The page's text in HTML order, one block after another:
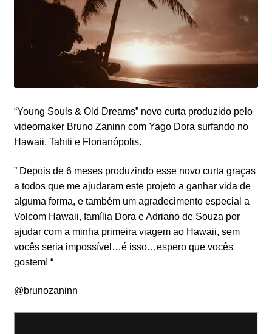
“Young Souls & Old Dreams” novo curta produzido pelo
videomaker Bruno Zaninn com Yago Dora surfando no
Hawaii, Tahiti e Florianópolis.
” Depois de 6 meses produzindo esse novo curta graças
a todos que me ajudaram este projeto a ganhar vida de
alguma forma, e também um agradecimento especial a
Volcom Hawaii, família Dora e Adriano de Souza por
ajudar com a minha primeira viagem ao Hawaii, sem
vocês seria impossível…é isso…espero que vocês
gostem! “
@brunozaninn